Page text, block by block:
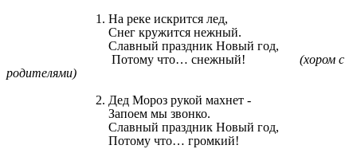
1. На реке искрится лед,
Снег кружится нежный.
Славный праздник Новый год,
Потому что… снежный! (хором с
родителями)
2. Дед Мороз рукой махнет -
Запоем мы звонко.
Славный праздник Новый год,
Потому что… громкий!